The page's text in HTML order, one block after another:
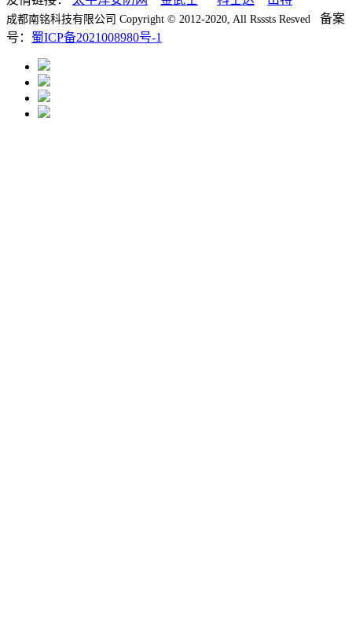
成都南铭科技有限公司 Copyright © 2012-2020, All Rsssts Resved 备案
号： 蜀ICP备2021008980号-1